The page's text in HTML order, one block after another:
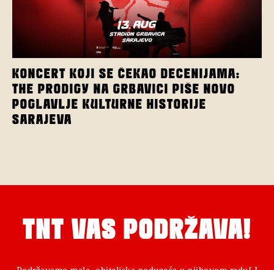
KONCERT KOJI SE ČEKAO DECENIJAMA:
THE PRODIGY NA GRBAVICI PIŠE NOVO
POGLAVLJE KULTURNE HISTORIJE
SARAJEVA
TNT VAS PODRŽAVA!